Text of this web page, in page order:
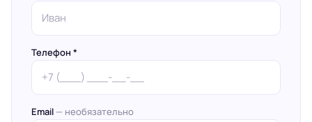
Телефон *
Email — необязательно